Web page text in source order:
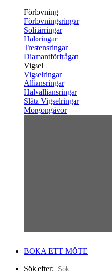
Förlovning
Förlovningsringar
Solitärringar
Haloringar
Trestensringar
Diamantförfrågan
Vigsel
Vigselringar
Alliansringar
Halvalliansringar
Släta Vigselringar
Morgongåvor
BOKA ETT MÖTE
Sök efter: